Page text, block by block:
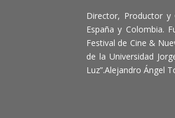
Director, Productor y
España y Colombia.
Festival de Cine &
de la Universidad
Luz”.Alejandro Ángel